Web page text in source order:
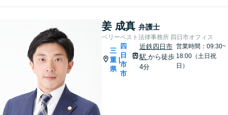
姜 成真 弁護士
ベリーベスト法律事務所 四日市オフィス
三
重
県
四
日
市
市
近鉄四日市
駅 から徒歩
4分
営業時間：09:30~
18:00（土日祝
日）